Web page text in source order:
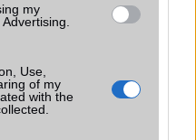
my
Use,
of my
with the
5 ATM-ig vízálló
0,00
07-13 19:00:00